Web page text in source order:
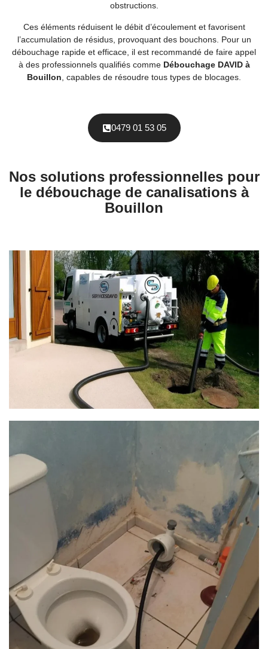
obstructions.
Ces éléments réduisent le débit d’écoulement et favorisent
l’accumulation de résidus, provoquant des bouchons. Pour un
débouchage rapide et efficace, il est recommandé de faire appel
à des professionnels qualifiés comme Débouchage DAVID à
Bouillon, capables de résoudre tous types de blocages.
0479 01 53 05
Nos solutions professionnelles pour
le débouchage de canalisations à
Bouillon